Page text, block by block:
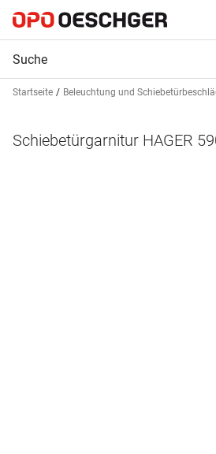
Startseite Beleuchtung und
Schiebetürgarnitur HAGER